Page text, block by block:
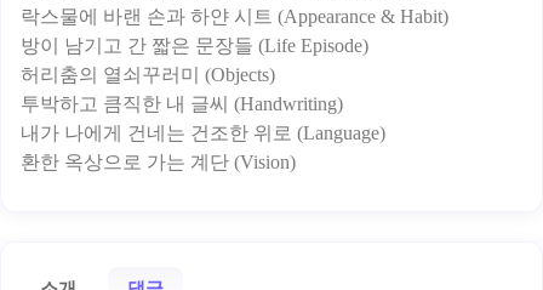
락스물에 바랜 손과 하얀 시트 (Appearance & Habit)
방이 남기고 간 짧은 문장들 (Life Episode)
허리춤의 열쇠꾸러미 (Objects)
투박하고 큼직한 내 글씨 (Handwriting)
내가 나에게 건네는 건조한 위로 (Language)